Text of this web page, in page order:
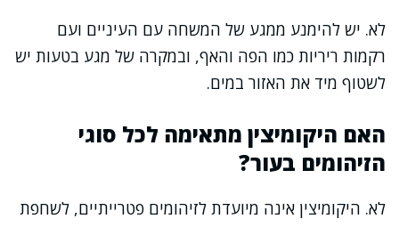
לא. יש להימנע ממגע של המשחה עם העיניים ועם
רקמות ריריות כמו הפה והאף, ובמקרה של מגע בטעות יש
לשטוף מיד את האזור במים.
האם היקומיצין מתאימה לכל סוגי
הזיהומים בעור?
לא. היקומיצין אינה מיועדת לזיהומים פטרייתיים, לשחפת